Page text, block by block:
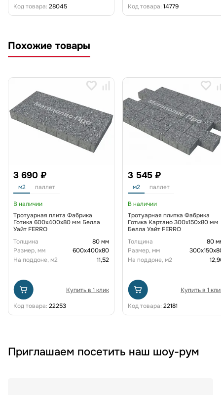
Код товара: 28045 Код товара: 14779
Похожие товары
3 690 ₽
м2 паллет
В наличии
Тротуарная плита Фабрика
Готика 600х400х80 мм Белла
Уайт FERRO
Толщина
80 мм
Размер, мм
600х400х80
На поддоне, м2
11,52
Купить в 1 клик
Код товара: 22253
3 545 ₽
м2 паллет
В наличии
Тротуарная плитка Фабрика
Готика Картано 300х150х80 мм
Белла Уайт FERRO
Толщина
80
Размер, мм
На поддоне, м2
Купить в 1
Код товара: 22181
Приглашаем посетить наш шоу-рум